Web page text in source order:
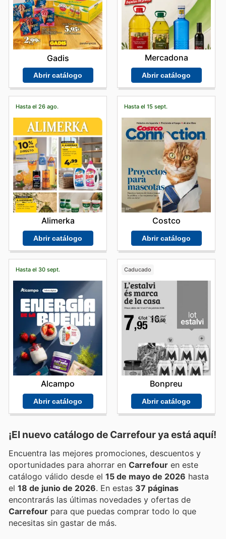
Gadis
Abrir catálogo
Mercadona
Abrir catálogo
Hasta el 26 ago.
Alimerka
Abrir catálogo
Hasta el 15 sept.
Costco
Abrir catálogo
Hasta el 30 sept.
Alcampo
Abrir catálogo
Caducado
Bonpreu
Abrir catálogo
¡El nuevo catálogo de Carrefourya está aquí!
Encuentra las mejores promociones, descuentos y
oportunidades para ahorrar en Carrefour en este
catálogo válido desde el 15 de mayo de 2026 hasta
el 18 de junio de 2026 . En estas 37 páginas
encontrarás las últimas novedades y ofertas de
Carrefour para que puedas comprar todo lo que
necesitas sin gastar de más.